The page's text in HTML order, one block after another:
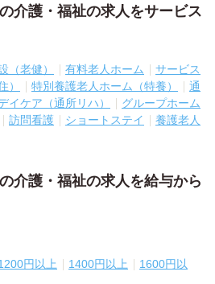
介護・福祉の求人をサービス
（老健） 有料老人ホーム
サービス
）
特別養護老人ホーム（特養）
通
イケア（通所リハ）
グループホーム
訪問看護 ショートステイ
養護老人
介護・福祉の求人を給与から
円以上 1400円以上
1600円以